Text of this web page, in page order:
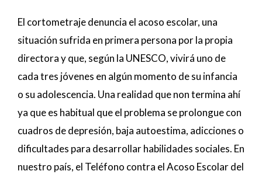
El cortometraje denuncia el acoso escolar, una
situación sufrida en primera persona por la propia
directora y que, según la UNESCO, vivirá uno de
cada tres jóvenes en algún momento de su infancia
o su adolescencia. Una realidad que non termina ahí
ya que es habitual que el problema se prolongue con
cuadros de depresión, baja autoestima, adicciones o
dificultades para desarrollar habilidades sociales. En
nuestro país, el Teléfono contra el Acoso Escolar del